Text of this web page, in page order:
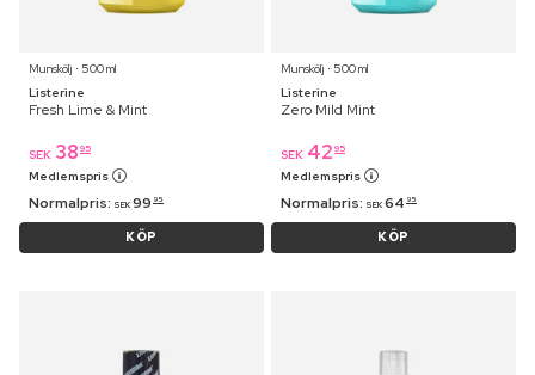
Munskölj ⋅ 500 ml
Listerine
Fresh Lime & Mint
SEK 38 95
Medlemspris
Normalpris: SEK 99 95
KÖP
Munskölj ⋅ 500 ml
Listerine
Zero Mild Mint
SEK 42 95
Medlemspris
Normalpris: SEK 64 95
KÖP